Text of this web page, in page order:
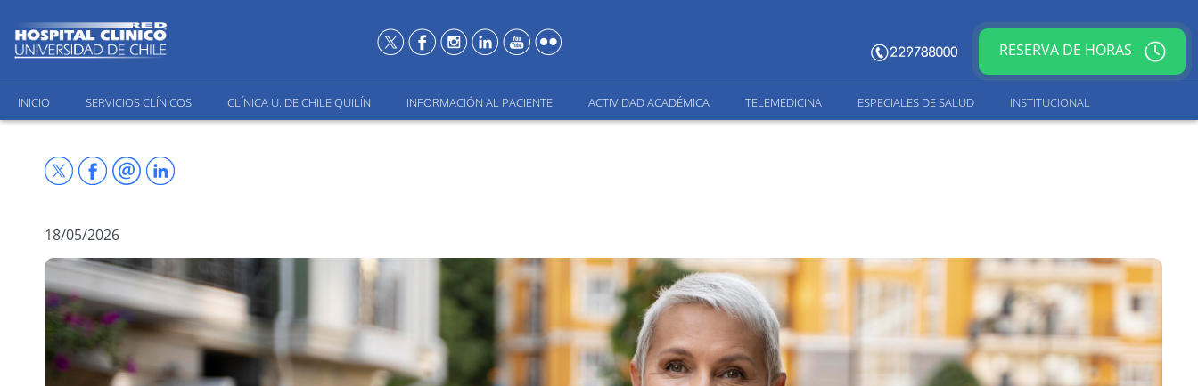
RESERVA DE HORAS
INICIO SERVICIOS CLÍNICOS CLÍNICA U. DE CHILE QUILÍN INFORMACIÓN AL PACIENTE ACTIVIDAD ACADÉMICA TELEMEDICINA ESPECIALES DE SALUD INSTITUCIONAL
18/05/2026